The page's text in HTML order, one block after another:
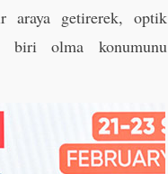
araya getirerek, optik
biri olma konumunu